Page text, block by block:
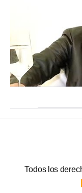
Todos los